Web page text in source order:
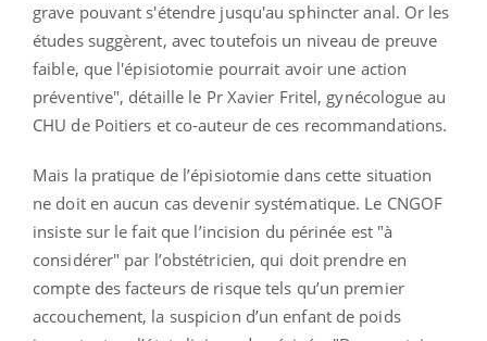
grave pouvant s'étendre jusqu'au sphincter anal. Or les
études suggèrent, avec toutefois un niveau de preuve
faible, que l'épisiotomie pourrait avoir une action
préventive", détaille le Pr Xavier Fritel, gynécologue au
CHU de Poitiers et co-auteur de ces recommandations.
Mais la pratique de l’épisiotomie dans cette situation
ne doit en aucun cas devenir systématique. Le CNGOF
insiste sur le fait que l’incision du périnée est "à
considérer" par l’obstétricien, qui doit prendre en
compte des facteurs de risque tels qu’un premier
accouchement, la suspicion d’un enfant de poids